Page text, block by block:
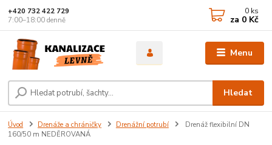
Menu
Hledat
+420 732 422 729
7:00–18:00 denně
0 ks
za 0 Kč
Úvod Drenáže a chráničky Drenážní potrubí
Drenáž flexibilní DN
160/50 m NEDĚROVANÁ